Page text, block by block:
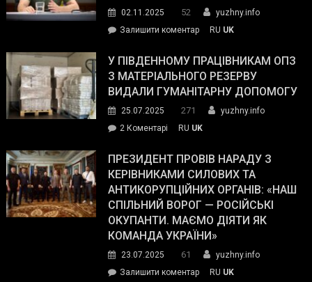
02.11.2025 52
yuzhny.info
Залишити коментарon
завойовує
симпатії
виборців
The
Street
Journal.
RU UK
У ПІВДЕННОМУ ПРАЦІВНИКАМ ОПЗ
З МАТЕРІАЛЬНОГО РЕЗЕРВУ
ВИДАЛИ ГУМАНІТАРНУ ДОПОМОГУ
25.07.2025 271
yuzhny.info
2 Коментарі
Південному
працівникам
ОПЗ
з
матеріального
резерву
гуманітарну
допомогу
RU UK
ПРЕЗИДЕНТ ПРОВІВ НАРАДУ З
КЕРІВНИКАМИ СИЛОВИХ ТА
АНТИКОРУПЦІЙНИХ ОРГАНІВ: «НАШ
СПІЛЬНИЙ ВОРОГ — РОСІЙСЬКІ
ОКУПАНТИ. МАЄМО ДІЯТИ ЯК
КОМАНДА УКРАЇНИ»
23.07.2025 61
yuzhny.info
Залишити коментарon
RU UK